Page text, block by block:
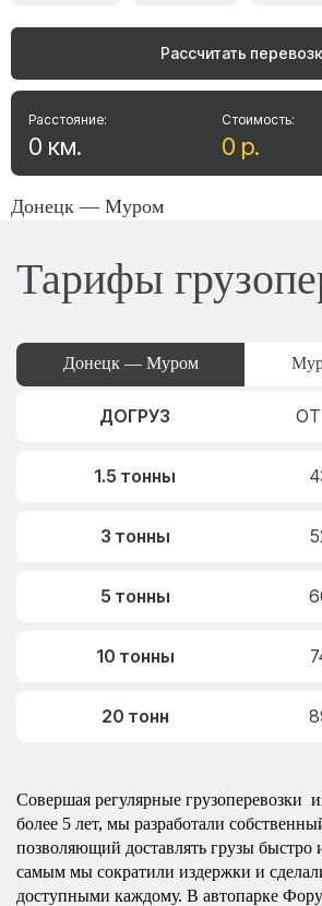
Рассчитать
Стоимость:
0 р.
Расстояние:
0 км.
Донецк — Муром
Тарифы
Донецк — Муром
ДОГРУЗ ОТ
1.5 тонны
3 тонны
5 тонны
10 тонны
20 тонн
Совершая регулярные грузоперевозки
более 5 лет, мы разработали
позволяющий доставлять грузы быстро
самым мы сократили издержки и
доступными каждому. В автопарке